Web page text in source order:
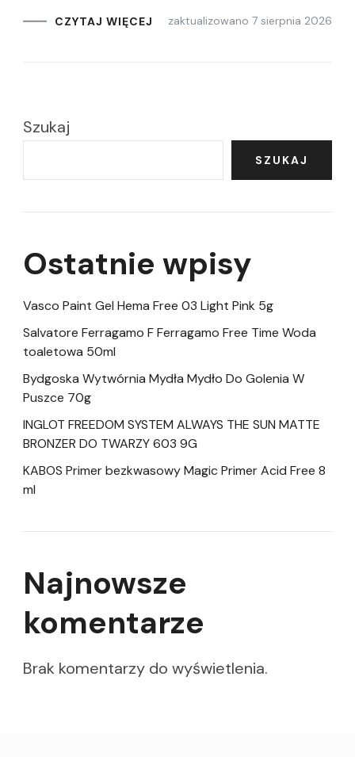
CZYTAJ WIĘCEJ zaktualizowano 7 sierpnia 2026
Szukaj
SZUKAJ
Ostatnie wpisy
Vasco Paint Gel Hema Free 03 Light Pink 5g
Salvatore Ferragamo F Ferragamo Free Time Woda
toaletowa 50ml
Bydgoska Wytwórnia Mydła Mydło Do Golenia W
Puszce 70g
INGLOT FREEDOM SYSTEM ALWAYS THE SUN MATTE
BRONZER DO TWARZY 603 9G
KABOS Primer bezkwasowy Magic Primer Acid Free 8
ml
Najnowsze
komentarze
Brak komentarzy do wyświetlenia.